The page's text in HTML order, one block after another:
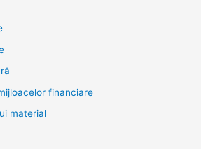
financiare
material